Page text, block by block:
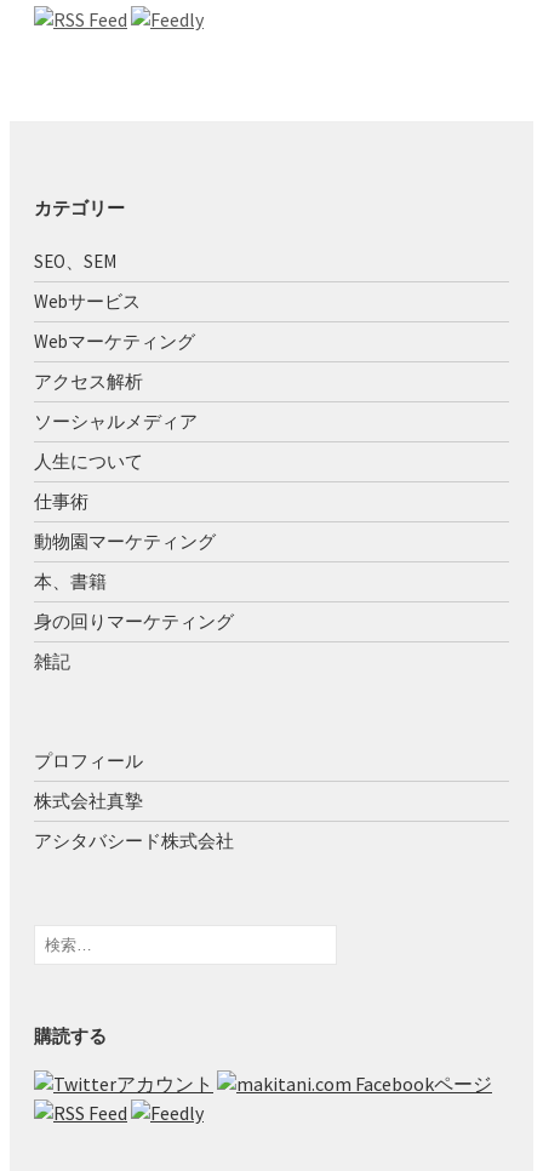
カテゴリー
SEO、SEM
Webサービス
Webマーケティング
アクセス解析
ソーシャルメディア
人生について
仕事術
動物園マーケティング
本、書籍
身の回りマーケティング
雑記
プロフィール
株式会社真摯
アシタバシード株式会社
検
索:
購読する